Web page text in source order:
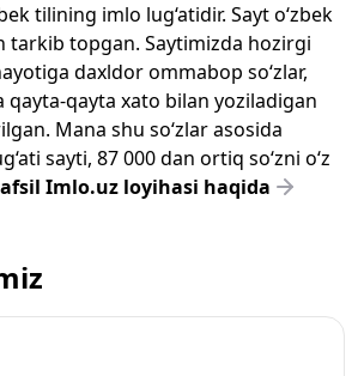
tilining imlo lug‘atidir. Sayt o‘zbek
tarkib topgan. Saytimizda hozirgi
daxldor ommabop so‘zlar,
qayta-qayta xato bilan yoziladigan
Mana shu so‘zlar asosida
sayti, 87 000 dan ortiq so‘zni o‘z
Imlo.uz loyihasi haqida